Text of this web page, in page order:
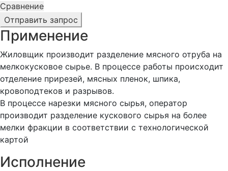
Сравнение
Отправить запрос
Применение
Жиловщик производит разделение мясного отруба на
мелкокусковое сырье. В процессе работы происходит
отделение прирезей, мясных пленок, шпика,
кровоподтеков и разрывов.
В процессе нарезки мясного сырья, оператор
производит разделение кускового сырья на более
мелки фракции в соответствии с технологической
картой
Исполнение